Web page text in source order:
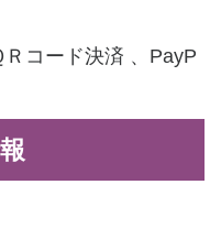
コード決済 、PayP